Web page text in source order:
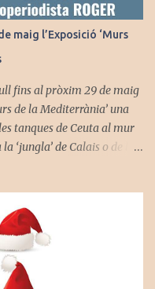
L’entitat, a més, ha
castellà, francès, anglès i
que abasta d’una
establint una xarxa de
maig l’Exposició ‘Murs
fins al pròxim 29 de maig
de la Mediterrània’ una
tanques de Ceuta al mur
‘jungla’ de Calais o de les
denuncia les estructures
El muntatge és un
amb el suport de
i Garrigues